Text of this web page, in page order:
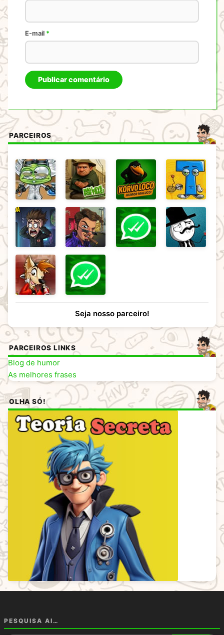
E-mail *
PARCEIROS
Seja nosso parceiro!
PARCEIROS LINKS
Blog de humor
As melhores frases
OLHA SÓ!
PESQUISA AI…